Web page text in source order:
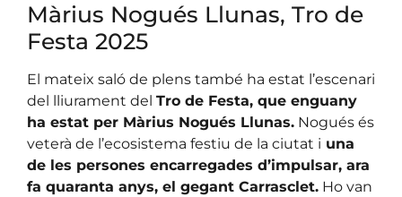
Màrius Nogués Llunas, Tro de
Festa 2025
El mateix saló de plens també ha estat l’escenari
del lliurament del Tro de Festa, que enguany
ha estat per Màrius Nogués Llunas. Nogués és
veterà de l’ecosistema festiu de la ciutat i una
de les persones encarregades d’impulsar, ara
fa quaranta anys, el gegant Carrasclet. Ho van